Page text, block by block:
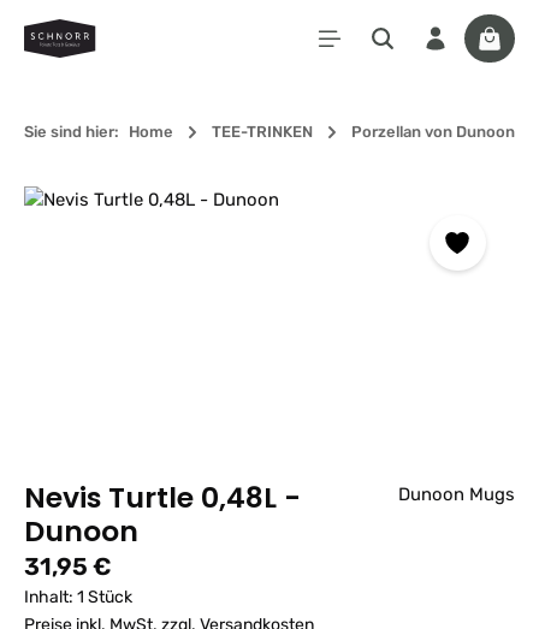
Zum Hauptinhalt springen
Sie sind hier: Home TEE-TRINKEN Porzellan von Dunoon
Bildergalerie überspringen
Nevis Turtle 0,48L -
Dunoon
Dunoon Mugs
Regulärer Preis:
31,95 €
Inhalt: 1 Stück
Preise inkl. MwSt. zzgl. Versandkosten